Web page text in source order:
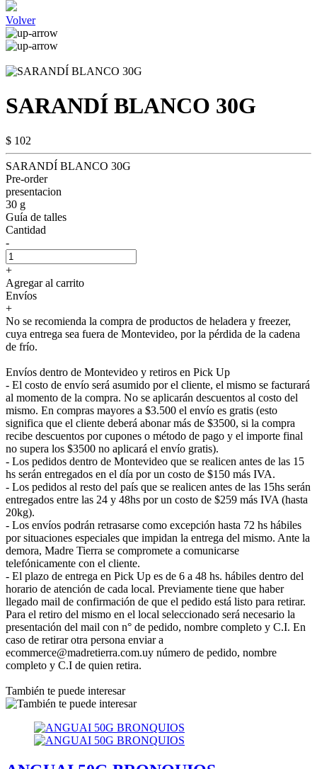
Volver
SARANDÍ BLANCO 30G
$ 102
SARANDÍ BLANCO 30G
Pre-order
presentacion
30 g
Guía de talles
Cantidad
-
+
Agregar al carrito
Envíos
+
No se recomienda la compra de productos de heladera y freezer,
cuya entrega sea fuera de Montevideo, por la pérdida de la cadena
de frío.
Envíos dentro de Montevideo y retiros en Pick Up
- El costo de envío será asumido por el cliente, el mismo se facturará
al momento de la compra. No se aplicarán descuentos al costo del
mismo. En compras mayores a $3.500 el envío es gratis (esto
significa que el cliente deberá abonar más de $3500, si la compra
recibe descuentos por cupones o método de pago y el importe final
no supera los $3500 no aplicará el envío gratis).
- Los pedidos dentro de Montevideo que se realicen antes de las 15
hs serán entregados en el día por un costo de $150 más IVA.
- Los pedidos al resto del país que se realicen antes de las 15hs serán
entregados entre las 24 y 48hs por un costo de $259 más IVA (hasta
20kg).
- Los envíos podrán retrasarse como excepción hasta 72 hs hábiles
por situaciones especiales que impidan la entrega del mismo. Ante la
demora, Madre Tierra se compromete a comunicarse
telefónicamente con el cliente.
- El plazo de entrega en Pick Up es de 6 a 48 hs. hábiles dentro del
horario de atención de cada local. Previamente tiene que haber
llegado mail de confirmación de que el pedido está listo para retirar.
Para el retiro del mismo en el local seleccionado será necesario la
presentación del mail con n° de pedido, nombre completo y C.I. En
caso de retirar otra persona enviar a
ecommerce@madretierra.com.uy número de pedido, nombre
completo y C.I de quien retira.
También te puede interesar